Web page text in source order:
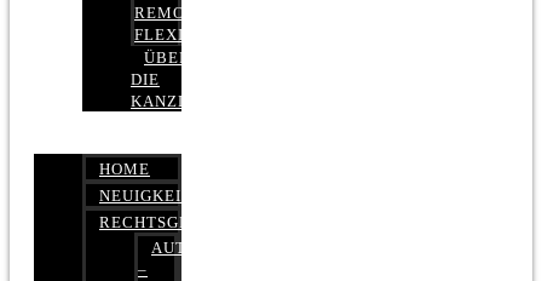
REMOTE,
FLEXIBEL
ÜBER
DIE
KANZLEI
HOME
NEUIGKEITEN
RECHTSGEBIETE
AUTOBETRUG
–